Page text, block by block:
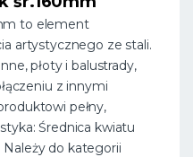
to element
artystycznego ze stali.
płoty i balustrady,
z innymi
pełny,
Średnica kwiatu
do kategorii